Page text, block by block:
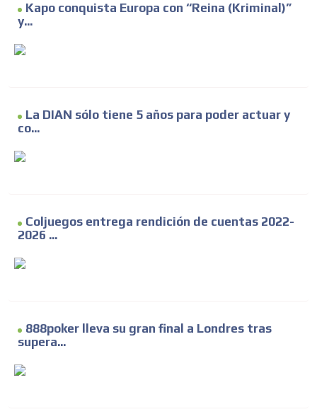
Kapo conquista Europa con “Reina (Kriminal)”
y...
La DIAN sólo tiene 5 años para poder actuar y
co...
Coljuegos entrega rendición de cuentas 2022-
2026 ...
888poker lleva su gran final a Londres tras
supera...